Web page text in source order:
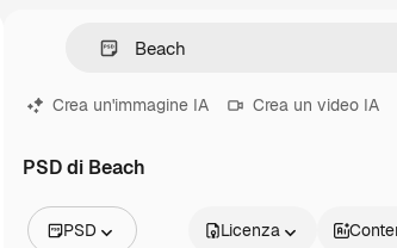
Crea un'immagine IA Crea un video IA
PSD di Beach
PSD Licenza